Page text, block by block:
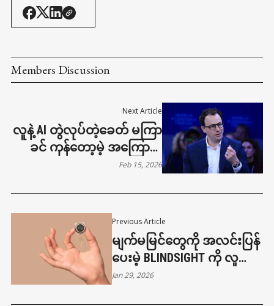
Members Discussion
Previous Article
မျက်မမြင်တွေကို အလင်းပြန်
ပေးမဲ့ BLINDSIGHT ကို လူတွေ
ဆီ စမ်းတော့မယ်
Jan 29, 2026
Next Article
လူနဲ့ AI တွဲလုပ်တဲ့ခေတ် မကြာ
ခင် ကုန်တော့မဲ့ အကြောင်း
ANTHROPIC CEO သတိပေး
Feb 15, 2026